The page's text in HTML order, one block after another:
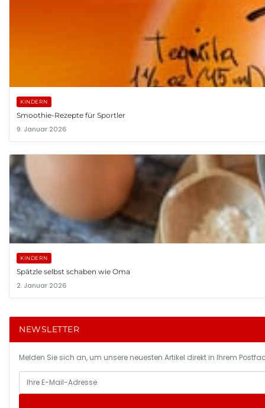
KINDERN
Smoothie-Rezepte für Sportler
9. Januar 2026
KINDERN
Spätzle selbst schaben wie Oma
2. Januar 2026
NEWSLETTER
Melden Sie sich an, um unsere neuesten Artikel direkt in Ihrem